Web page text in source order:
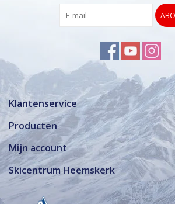
Klantenservice
Producten
Mijn account
Skicentrum Heemskerk